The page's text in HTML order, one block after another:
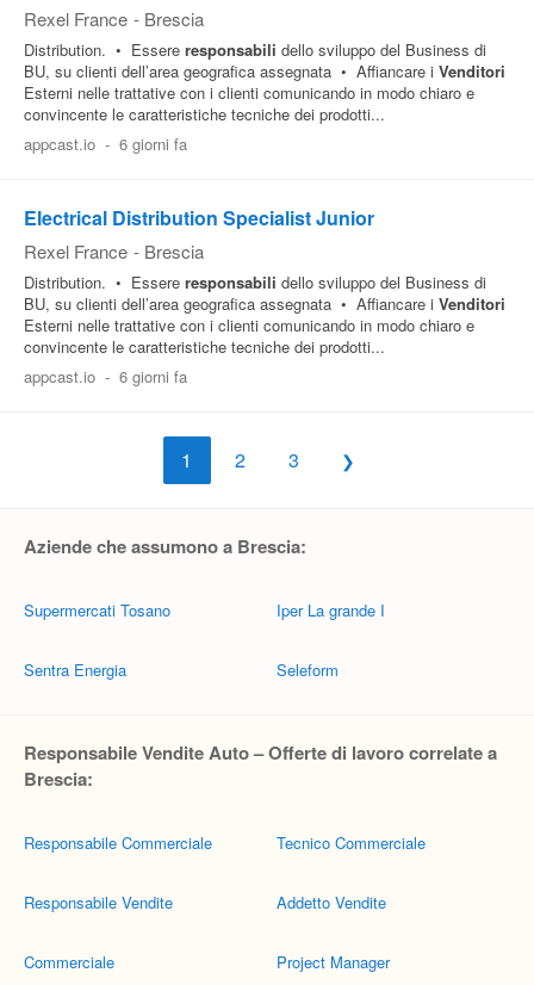
Rexel France - Brescia
Distribution. • Essere responsabili dello sviluppo del Business di
BU, su clienti dell’area geografica assegnata • Affiancare i Venditori
Esterni nelle trattative con i clienti comunicando in modo chiaro e
convincente le caratteristiche tecniche dei prodotti...
appcast.io - 6 giorni fa
Electrical Distribution Specialist Junior
Rexel France - Brescia
Distribution. • Essere responsabili dello sviluppo del Business di
BU, su clienti dell’area geografica assegnata • Affiancare i Venditori
Esterni nelle trattative con i clienti comunicando in modo chiaro e
convincente le caratteristiche tecniche dei prodotti...
appcast.io - 6 giorni fa
1 2 3
Aziende che assumono a Brescia:
Supermercati Tosano
Sentra Energia
Iper La grande I
Seleform
Responsabile Vendite Auto – Offerte di lavoro correlate a
Brescia:
Responsabile Commerciale
Responsabile Vendite
Commerciale
Tecnico Commerciale
Addetto Vendite
Project Manager